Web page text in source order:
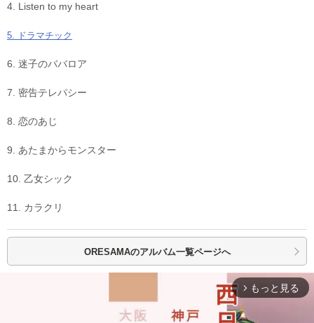
4. Listen to my heart
5. ドラマチック
6. 迷子のババロア
7. 密告テレパシー
8. 恋のあじ
9. あたまからモンスター
10. 乙女シック
11. カラクリ
ORESAMAのアルバム一覧ページへ
arrow_forward_ios もっと見る